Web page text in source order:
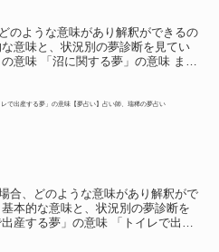
のような意味があり解釈ができるの
意味と、状況別の夢診断を見てい
意味 「沼に関する夢」の意味 まる
レで出産する夢」の意味【夢占い】占い師、瑞稀の夢占い
合、どのような意味があり解釈がで
本的な意味と、状況別の夢診断を
産する夢」の意味 「トイレで出産